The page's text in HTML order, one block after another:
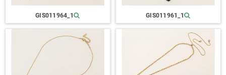
GIS011964_1 GIS011961_1